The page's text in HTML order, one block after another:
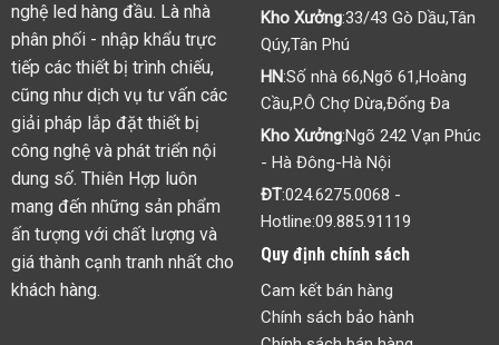
nghệ led hàng đầu. Là nhà
phân phối - nhập khẩu trực
tiếp các thiết bị trình chiếu,
cũng như dịch vụ tư vấn các
giải pháp lắp đặt thiết bị
công nghệ và phát triển nội
dung số. Thiên Hợp luôn
mang đến những sản phẩm
ấn tượng với chất lượng và
giá thành cạnh tranh nhất cho
khách hàng.
Kho Xưởng:33/43 Gò Dầu,Tân
Qúy,Tân Phú
HN:Số nhà 66,Ngõ 61,Hoàng
Cầu,P.Ô Chợ Dừa,Đống Đa
Kho Xưởng:Ngõ 242 Vạn Phúc
- Hà Đông-Hà Nội
ĐT:024.6275.0068 -
Hotline:09.885.91119
Quy định chính sách
Cam kết bán hàng
Chính sách bảo hành